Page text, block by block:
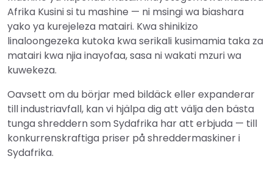
Afrika Kusini si tu mashine — ni msingi wa biashara
yako ya kurejeleza matairi. Kwa shinikizo
linaloongezeka kutoka kwa serikali kusimamia taka za
matairi kwa njia inayofaa, sasa ni wakati mzuri wa
kuwekeza.
Oavsett om du börjar med bildäck eller expanderar
till industriavfall, kan vi hjälpa dig att välja den bästa
tunga shreddern som Sydafrika har att erbjuda — till
konkurrenskraftiga priser på shreddermaskiner i
Sydafrika.